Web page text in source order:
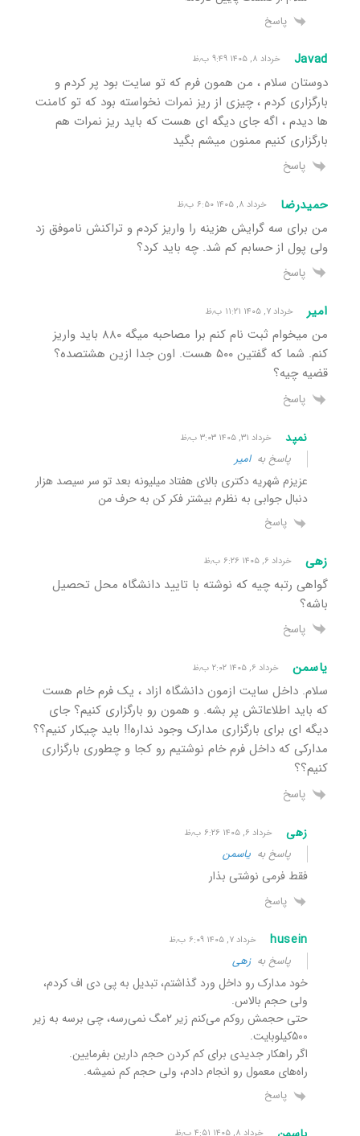
پاسخ
Javad خرداد ۸, ۱۴۰۵ ۹:۴۹ ب٫ظ
دوستان سلام ، من همون فرم که تو سایت بود پر کردم و
بارگزاری کردم ، چیزی از ریز نمرات نخواسته بود که تو کامنت
ها دیدم ، اگه جای دیگه ای هست که باید ریز نمرات هم
بارگزاری کنیم ممنون میشم بگید
پاسخ
حمیدرضا خرداد ۸, ۱۴۰۵ ۶:۵۰ ب٫ظ
من برای سه گرایش هزینه را واریز کردم و تراکنش ناموفق زد
ولی پول از حسابم کم شد. چه باید کرد؟
پاسخ
امیر خرداد ۷, ۱۴۰۵ ۱۱:۲۱ ب٫ظ
من میخوام ثبت نام کنم برا مصاحبه میگه ۸۸۰ باید واریز
کنم. شما که گفتین ۵۰۰ هست. اون جدا ازین هشتصده؟
قضیه چیه؟
پاسخ
نمپد خرداد ۳۱, ۱۴۰۵ ۳:۰۳ ب٫ظ
پاسخ بهامیر
عزیزم شهریه دکتری بالای هفتاد میلیونه بعد تو سر سیصد هزار
دنبال جوابی به نظرم بیشتر فکر کن به حرف من
پاسخ
زهی خرداد ۶, ۱۴۰۵ ۶:۲۶ ب٫ظ
گواهی رتبه چیه که نوشته با تایید دانشگاه محل تحصیل
باشه؟
پاسخ
یاسمن خرداد ۶, ۱۴۰۵ ۲:۰۲ ب٫ظ
سلام. داخل سایت ازمون دانشگاه ازاد ، یک فرم خام هست
که باید اطلاعاتش پر بشه. و همون رو بارگزاری کنیم؟ جای
دیگه ای برای بارگزاری مدارک وجود نداره!! باید چیکار کنیم؟؟
مدارکی که داخل فرم خام نوشتیم رو کجا و چطوری بارگزاری
کنیم؟؟
پاسخ
زهی خرداد ۶, ۱۴۰۵ ۶:۲۶ ب٫ظ
پاسخ به یاسمن
فقط فرمی نوشتی بذار
پاسخ
husein خرداد ۷, ۱۴۰۵ ۶:۰۹ ب٫ظ
پاسخ بهزهی
خود مدارک رو داخل ورد گذاشتم، تبدیل به پی دی اف کردم،
ولی حجم بالاس.
حتی حجمش رو‌کم می‌کنم زیر ۲مگ نمی‌رسه، چی برسه به زیر
۵۰۰کیلوبایت.
اگر راهکار جدیدی برای کم کردن حجم دارین بفرمایین.
راه‌های معمول رو انجام دادم، ولی حجم کم نمیشه.
پاسخ
خرداد ۸, ۱۴۰۵ ۴:۵۱ ب٫ظ